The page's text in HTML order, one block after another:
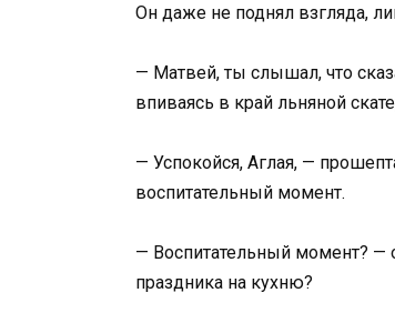
Он даже не поднял взгляда,
— Матвей, ты слышал, что
впиваясь в край льняной
— Успокойся, Аглая, —
воспитательный момент.
— Воспитательный момент? —
праздника на кухню?